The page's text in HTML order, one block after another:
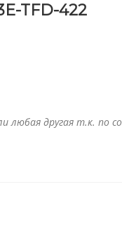
TFD-422
любая другая т.к. по